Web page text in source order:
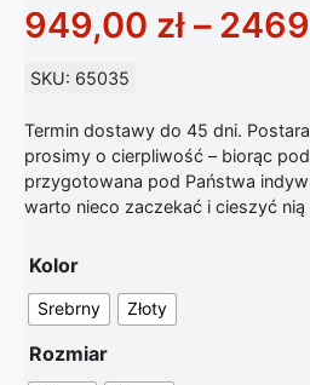
949,00 zł –
SKU: 65035
Termin dostawy do 45 dni.
prosimy o cierpliwość – biorąc
przygotowana pod Państwa
warto nieco zaczekać i cieszyć nią
Kolor
Srebrny Złoty
Rozmiar